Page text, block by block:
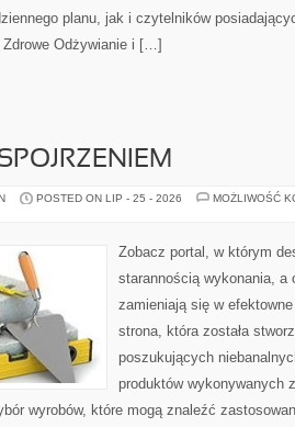
planu, jak i czytelników
Odżywianie i […]
POSTED ON LIP - 25 - 2026
MOŻLIWOŚĆ
Zobacz portal, w którym
starannością wykonania, a
zamieniają się w
strona, która została
poszukujących
produktów wykonywanych
wyrobów, które mogą znaleźć